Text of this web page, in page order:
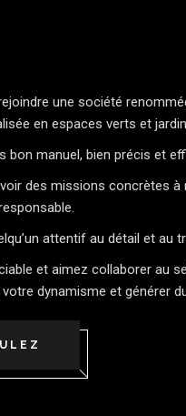
une société
en espaces verts et
bon manuel, bien précis et
des missions concrètes à
attentif au détail et au
et aimez collaborer au
dynamisme et générer